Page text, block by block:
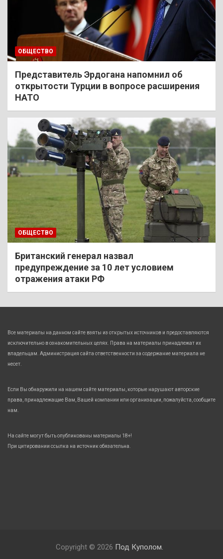
ОБЩЕСТВО
Представитель Эрдогана напомнил об
открытости Турции в вопросе расширения
НАТО
ОБЩЕСТВО
Британский генерал назвал
предупреждение за 10 лет условием
отражения атаки РФ
Все материалы на данном сайте взяты из открытых источников и предоставляются
исключительно в ознакомительных целях. Права на материалы принадлежат их
владельцам. Администрация сайта ответственности за содержание материала не
несет.
Если Вы обнаружили на нашем сайте материалы, которые нарушают авторские
права, принадлежащие Вам, Вашей компании или организации, пожалуйста, сообщите
нам.
На сайте могут быть опубликованы материалы 18+!
При цитировании ссылка на источник обязательна.
Copyright © 2026 Под Куполом.